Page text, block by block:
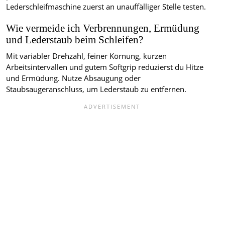
Lederschleifmaschine zuerst an unauffälliger Stelle testen.
Wie vermeide ich Verbrennungen, Ermüdung
und Lederstaub beim Schleifen?
Mit variabler Drehzahl, feiner Körnung, kurzen
Arbeitsintervallen und gutem Softgrip reduzierst du Hitze
und Ermüdung. Nutze Absaugung oder
Staubsaugeranschluss, um Lederstaub zu entfernen.